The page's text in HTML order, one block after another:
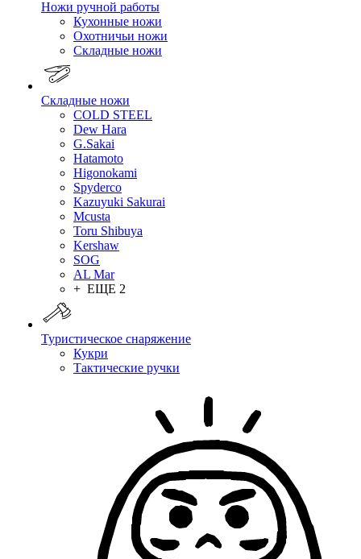
Ножи ручной работы
Кухонные ножи
Охотничьи ножи
Складные ножи
Складные ножи
COLD STEEL
Dew Hara
G.Sakai
Hatamoto
Higonokami
Spyderco
Kazuyuki Sakurai
Mcusta
Toru Shibuya
Kershaw
SOG
AL Mar
+ ЕЩЕ 2
Туристическое снаряжение
Кукри
Тактические ручки